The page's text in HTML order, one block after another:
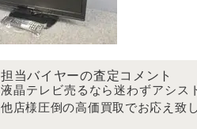
担当バイヤーの査定コメント
液晶テレビ売るなら迷わずアシス
他店様圧倒の高価買取でお応え致